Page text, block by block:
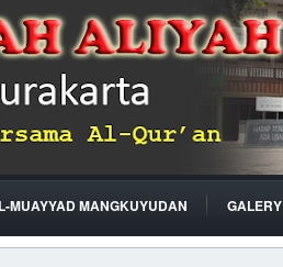
MUAYYAD MANGKUYUDAN GALERY